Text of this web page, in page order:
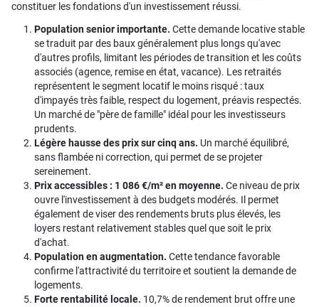
constituer les fondations d'un investissement réussi.
Population senior importante. Cette demande locative stable
se traduit par des baux généralement plus longs qu'avec
d'autres profils, limitant les périodes de transition et les coûts
associés (agence, remise en état, vacance). Les retraités
représentent le segment locatif le moins risqué : taux
d'impayés très faible, respect du logement, préavis respectés.
Un marché de "père de famille" idéal pour les investisseurs
prudents.
Légère hausse des prix sur cinq ans. Un marché équilibré,
sans flambée ni correction, qui permet de se projeter
sereinement.
Prix accessibles : 1 086 €/m² en moyenne. Ce niveau de prix
ouvre l'investissement à des budgets modérés. Il permet
également de viser des rendements bruts plus élevés, les
loyers restant relativement stables quel que soit le prix
d'achat.
Population en augmentation. Cette tendance favorable
confirme l'attractivité du territoire et soutient la demande de
logements.
Forte rentabilité locale. 10,7% de rendement brut offre une